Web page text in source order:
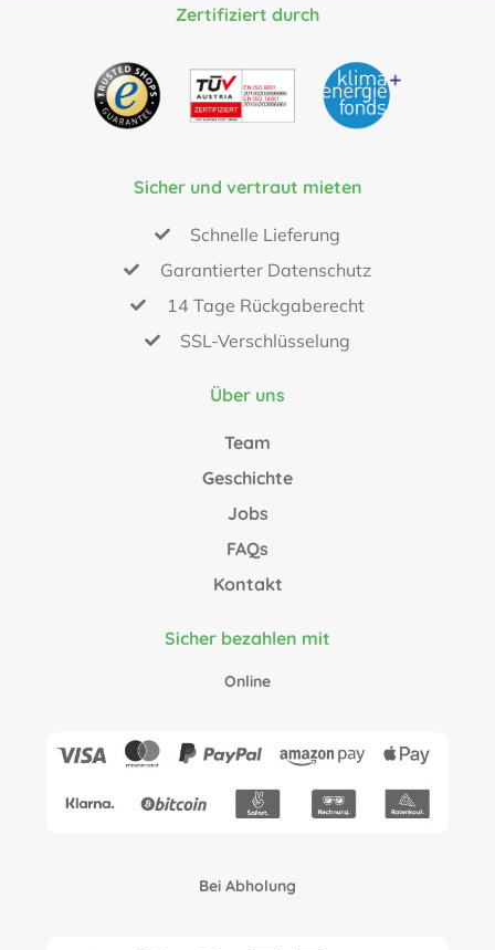
Zertifiziert durch
Sicher und vertraut mieten
Schnelle Lieferung
Garantierter Datenschutz
14 Tage Rückgaberecht
SSL-Verschlüsselung
Über uns
Team
Geschichte
Jobs
FAQs
Kontakt
Sicher bezahlen mit
Online
Bei Abholung